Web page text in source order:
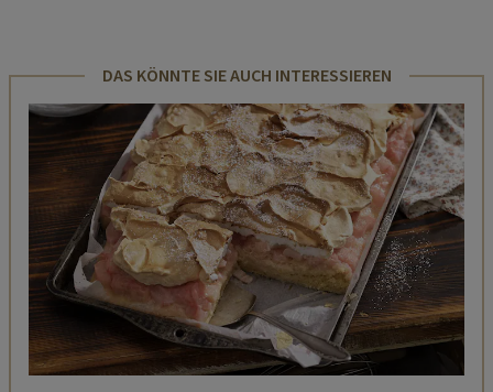
DAS KÖNNTE SIE AUCH INTERESSIEREN